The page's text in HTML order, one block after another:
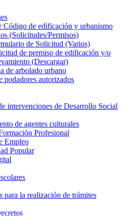
Código de edificación y urbanismo
(Solicitudes/Permisos)
de Solicitud (Varios)
de permiso de edificación y/o
(Descargar)
de arbolado urbano
podadores autorizados
intervenciones de Desarrollo Social
de agentes culturales
Profesional
Empleo
Popular
para la realización de trámites